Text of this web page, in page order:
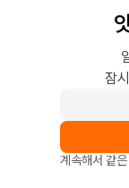
잠
계속해서 같